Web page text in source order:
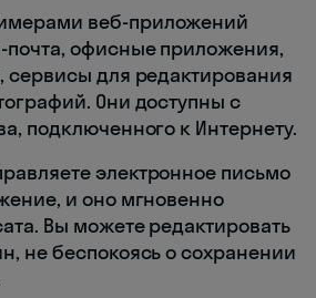
веб-приложений
почта, офисные приложения,
сервисы для редактирования
Они доступны с
подключенного к Интернету.
электронное письмо
и оно мгновенно
Вы можете редактировать
не беспокоясь о сохранении